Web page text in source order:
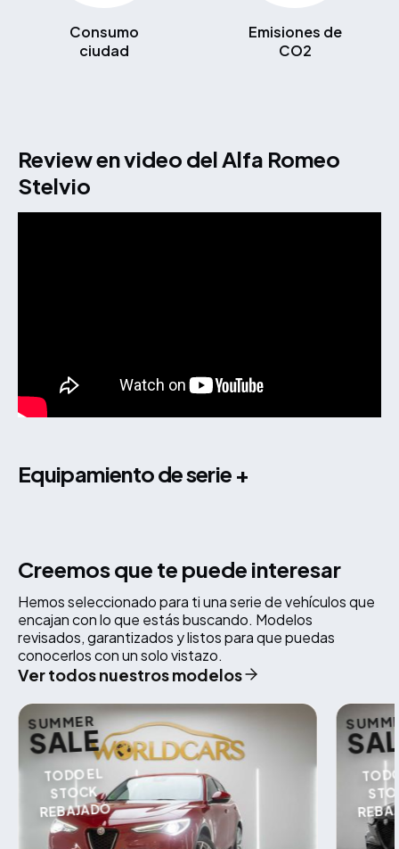
Consumo
ciudad
Emisiones de
CO2
Review en video del Alfa Romeo
Stelvio
equipamiento de serie +
Creemos que te puede interesar
Hemos seleccionado para ti una serie de vehículos que
encajan con lo que estás buscando. Modelos
revisados, garantizados y listos para que puedas
conocerlos con un solo vistazo.
Ver todos nuestros modelos
SUMMER
SALE
TODO EL
STOCK
REBAJADO